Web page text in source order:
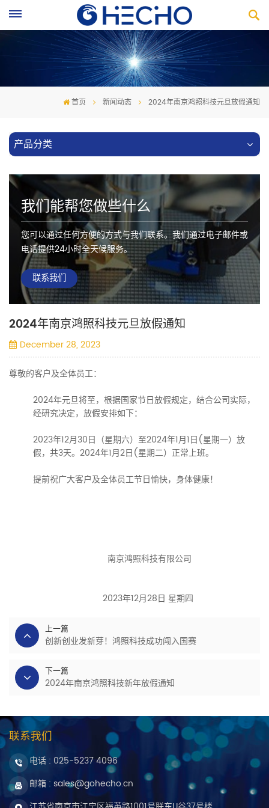
首页 新闻动态 2024年南京鸿照科技元旦放假通知
产品分类
我们能帮您做些什么
您可以通过任何方便的方式与我们联系。我们通过电子邮件或
电话提供24小时全天候服务。
联系我们
2024年南京鸿照科技元旦放假通知
December 28, 2023
尊敬的客户及全体员工：
2024年元旦将至，根据国家节日放假规定，结合公司实际，
经研究决定，放假安排如下：
2023年12月30日（星期六）至2024年1月1日(星期一）放
假，共3天。2024年1月2日(星期二）正常上班。
提前祝广大客户及全体员工节日愉快，身体健康！
南京鸿照科技有限公司
2023年12月28日 星期四
上一篇
创新创业发新芽！鸿照科技成功闯入国赛
下一篇
2024年南京鸿照科技新年放假通知
联系我们
电话 : 025-5237 4096
邮箱 : sales@gohecho.cn